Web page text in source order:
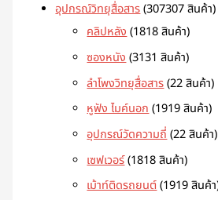
อุปกรณ์วิทยุสื่อสาร 307307 สินค้า
คลิปหลัง 1818 สินค้า
ซองหนัง 3131 สินค้า
ลำโพงวิทยุสื่อสาร 22 สินค้า
หูฟัง ไมค์นอก 1919 สินค้า
อุปกรณ์วัดความถี่ 22 สินค้า
เซฟเวอร์ 1818 สินค้า
เม้าท์ติดรถยนต์ 1919 สินค้า